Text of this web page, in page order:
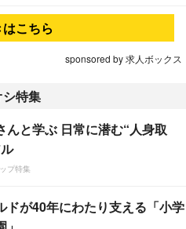
こちら
sponsored by 求人ボックス
特集
んと学ぶ 日常に潜む“人身取
プ特集
ドが40年にわたり支える「小学